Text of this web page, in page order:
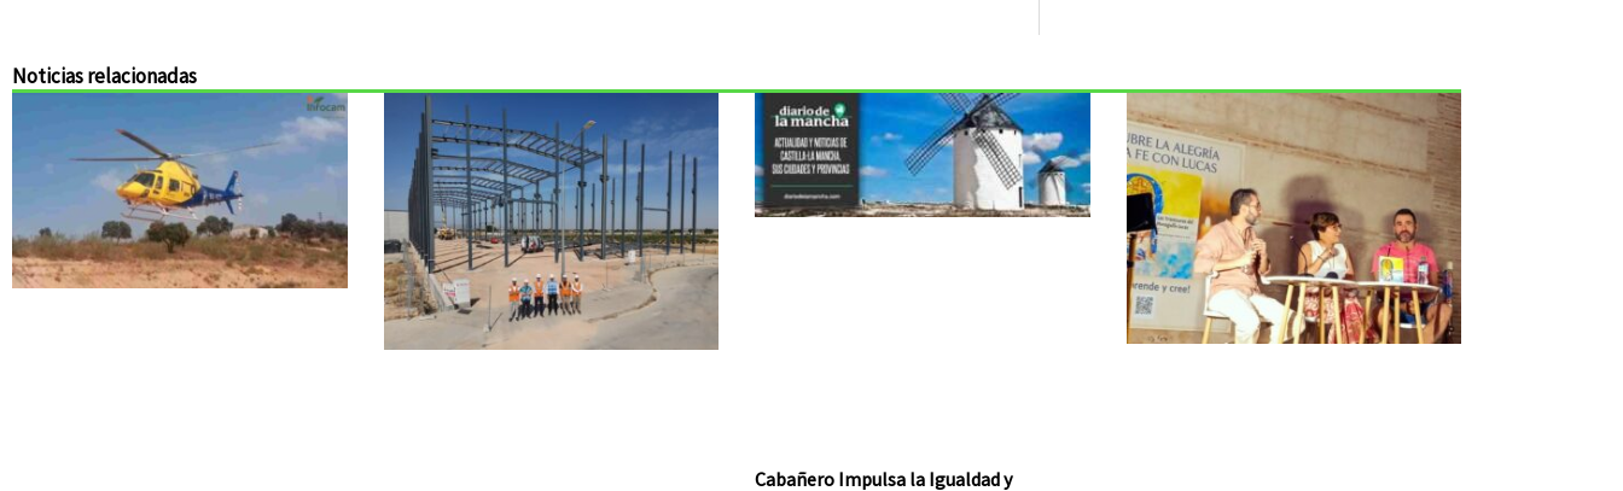
Noticias relacionadas
Cabañero Impulsa la Igualdad y